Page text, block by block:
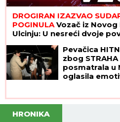
DROGIRAN IZAZVAO
POGINULAVozač iz Novog
Ulcinju: U nesreći dvoje
Pevačica
zbog
posmatrala u
oglasila
HRONIKA